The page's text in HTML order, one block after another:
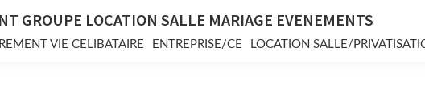
GROUPE LOCATION SALLE MARIAGE EVENEMENTS
VIE CELIBATAIRE ENTREPRISE/CE LOCATION SALLE/